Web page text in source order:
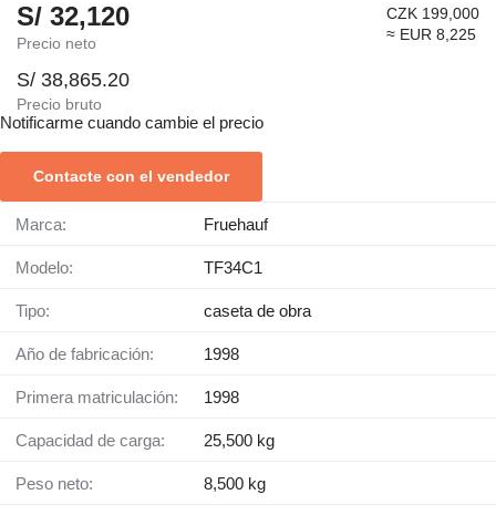
S/ 32,120
Precio neto
CZK 199,000
≈ EUR 8,225
S/ 38,865.20
Precio bruto
Notificarme cuando cambie el precio
Contacte con el vendedor
Marca: Fruehauf
Modelo: TF34C1
Tipo: caseta de obra
Año de fabricación: 1998
Primera matriculación: 1998
Capacidad de carga: 25,500 kg
Peso neto: 8,500 kg